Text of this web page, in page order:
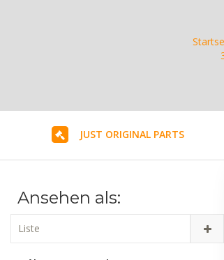
JUST ORIGINAL PARTS
Ansehen als:
Liste